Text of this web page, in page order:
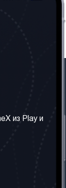
Условия
из Play и